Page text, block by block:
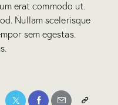
erat commodo ut.
Nullam scelerisque
sem egestas.